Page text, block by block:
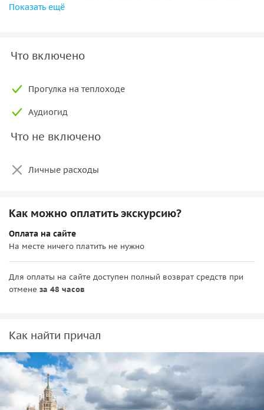
или зеленый.
Показать ещё
Что включено
Прогулка на теплоходе
Аудиогид
Что не включено
Личные расходы
Как можно оплатить экскурсию?
Оплата на сайте
На месте ничего платить не нужно
Для оплаты на сайте доступен полный возврат средств при
отмене за 48 часов
Как найти причал